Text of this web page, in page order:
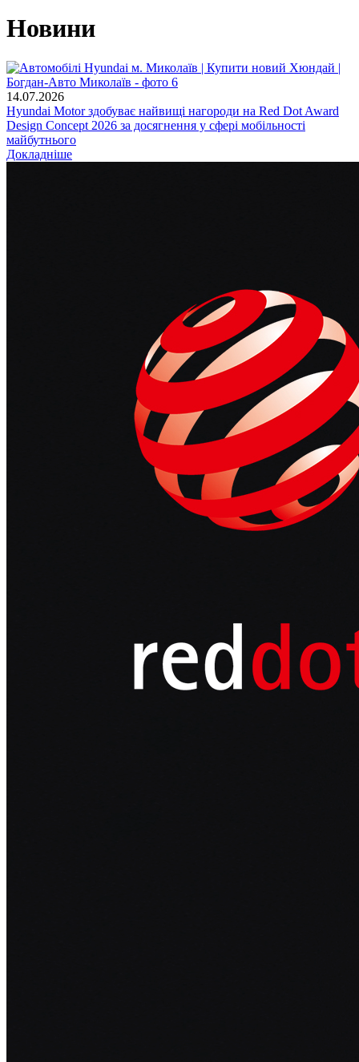
Новини
14.07.2026
Hyundai Motor здобуває найвищі нагороди на Red Dot Award
Design Concept 2026 за досягнення у сфері мобільності
майбутнього
Докладніше